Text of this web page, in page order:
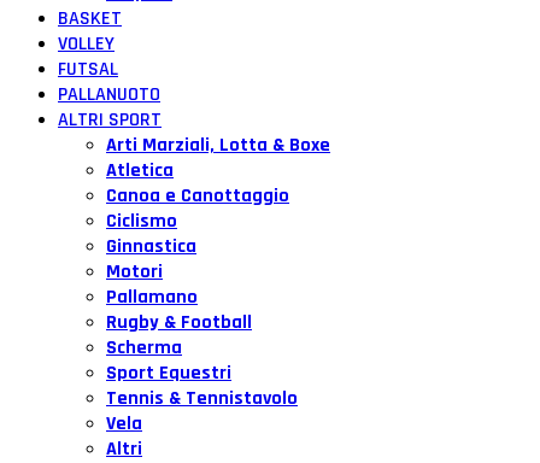
BASKET
VOLLEY
FUTSAL
PALLANUOTO
ALTRI SPORT
Arti Marziali, Lotta & Boxe
Atletica
Canoa e Canottaggio
Ciclismo
Ginnastica
Motori
Pallamano
Rugby & Football
Scherma
Sport Equestri
Tennis & Tennistavolo
Vela
Altri